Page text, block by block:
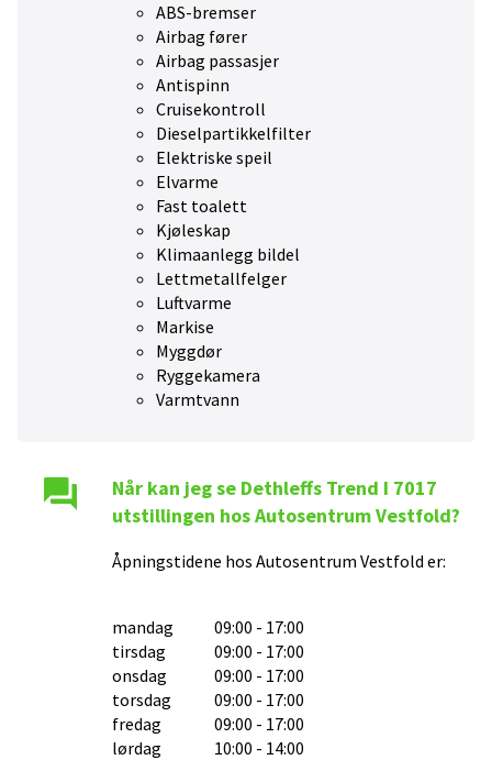
ABS-bremser
Airbag fører
Airbag passasjer
Antispinn
Cruisekontroll
Dieselpartikkelfilter
Elektriske speil
Elvarme
Fast toalett
Kjøleskap
Klimaanlegg bildel
Lettmetallfelger
Luftvarme
Markise
Myggdør
Ryggekamera
Varmtvann
Når kan jeg se Dethleffs Trend I 7017
utstillingen hosAutosentrum Vestfold?
Åpningstidene hos Autosentrum Vestfold er:
mandag
09:00 - 17:00
tirsdag
09:00 - 17:00
onsdag
09:00 - 17:00
torsdag
09:00 - 17:00
fredag
09:00 - 17:00
lørdag
10:00 - 14:00